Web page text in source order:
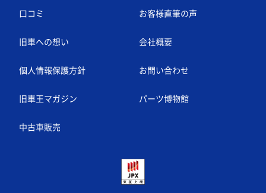
口コミ お客様直筆の声
旧車への想い 会社概要
個人情報保護方針 お問い合わせ
旧車王マガジン パーツ博物館
中古車販売